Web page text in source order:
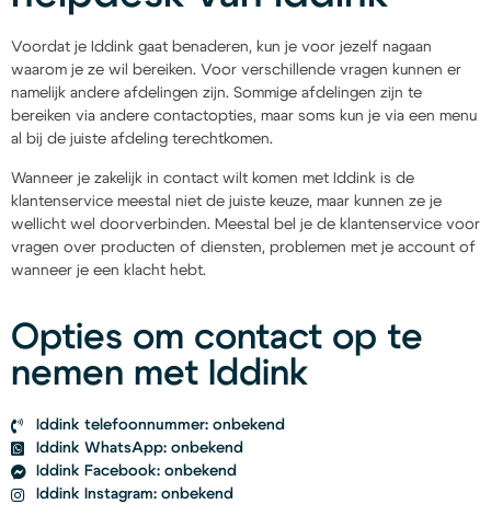
Voordat je Iddink gaat benaderen, kun je voor jezelf nagaan
waarom je ze wil bereiken. Voor verschillende vragen kunnen er
namelijk andere afdelingen zijn. Sommige afdelingen zijn te
bereiken via andere contactopties, maar soms kun je via een menu
al bij de juiste afdeling terechtkomen.
Wanneer je zakelijk in contact wilt komen met Iddink is de
klantenservice meestal niet de juiste keuze, maar kunnen ze je
wellicht wel doorverbinden. Meestal bel je de klantenservice voor
vragen over producten of diensten, problemen met je account of
wanneer je een klacht hebt.
Opties om contact op te
nemen met Iddink
Iddink telefoonnummer: onbekend
Iddink WhatsApp: onbekend
Iddink Facebook: onbekend
Iddink Instagram: onbekend